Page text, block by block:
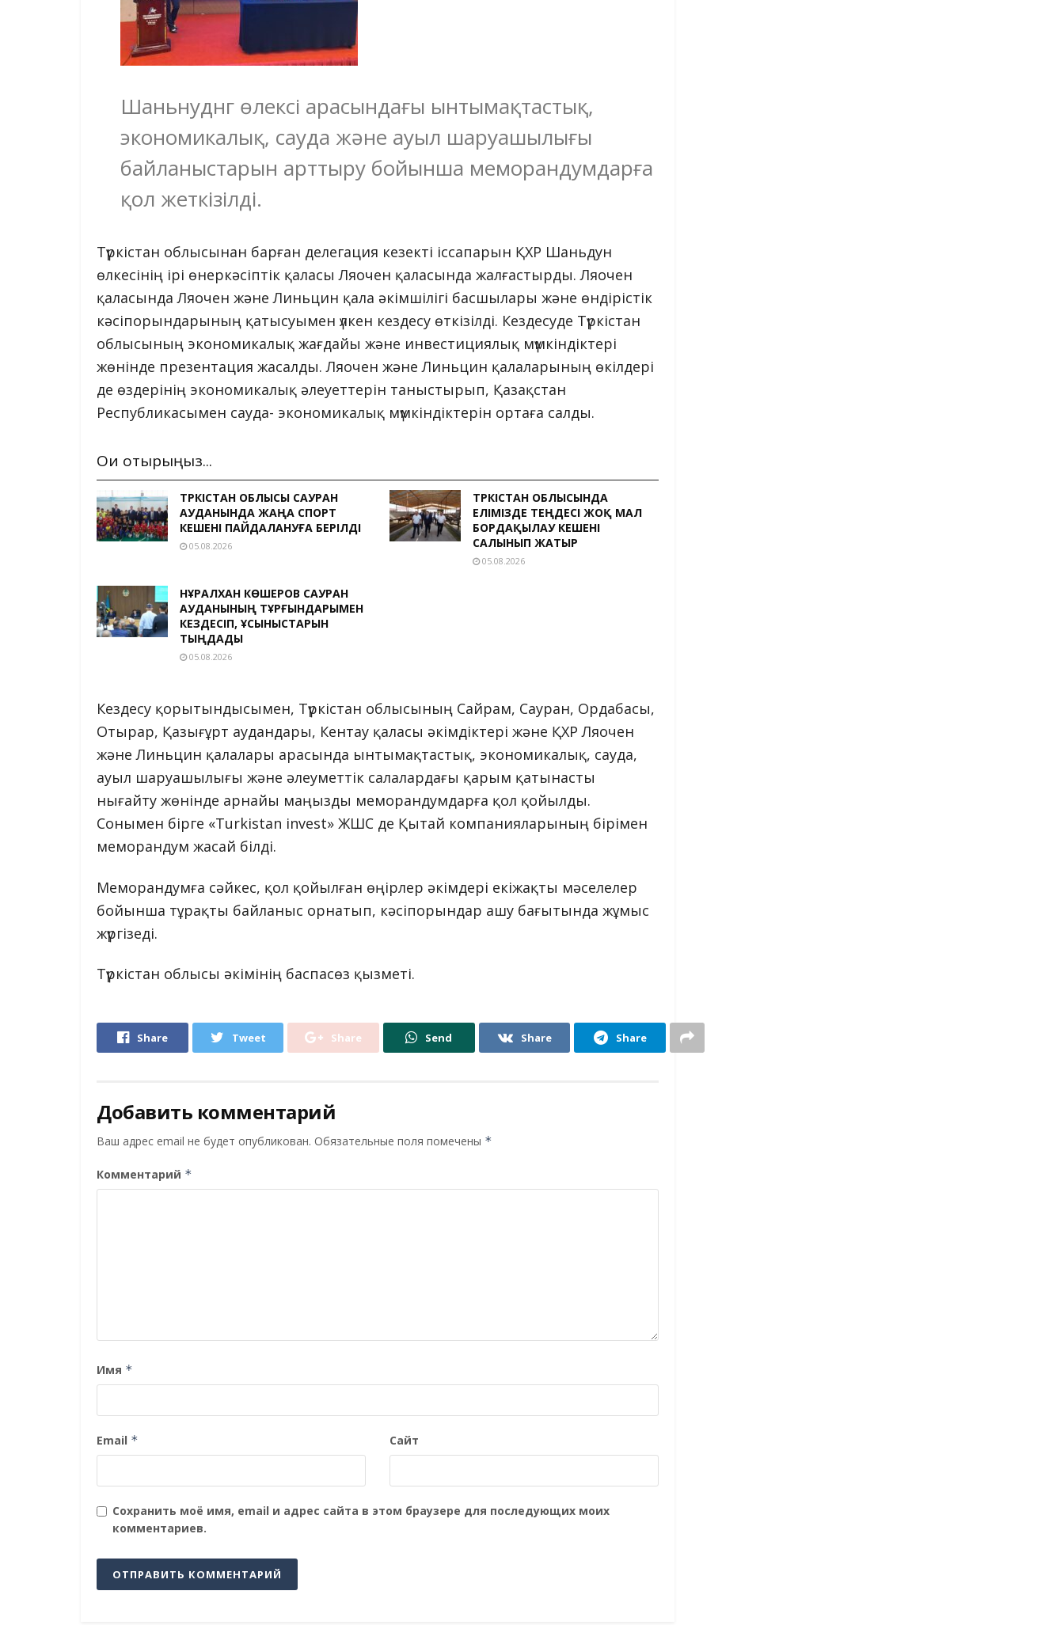
Шаньнуднг өлексі арасындағы ынтымақтастық,
экономикалық, сауда және ауыл шаруашылығы
байланыстарын арттыру бойынша меморандумдарға
қол жеткізілді.
Түркістан облысынан барған делегация кезекті іссапарын ҚХР Шаньдун
өлкесінің ірі өнеркәсіптік қаласы Ляочен қаласында жалғастырды. Ляочен
қаласында Ляочен және Линьцин қала әкімшілігі басшылары және өндірістік
кәсіпорындарының қатысуымен үлкен кездесу өткізілді. Кездесуде Түркістан
облысының экономикалық жағдайы және инвестициялық мүмкіндіктері
жөнінде презентация жасалды. Ляочен және Линьцин қалаларының өкілдері
де өздерінің экономикалық әлеуеттерін таныстырып, Қазақстан
Республикасымен сауда- экономикалық мүмкіндіктерін ортаға салды.
Оқи отырыңыз...
ТҮРКІСТАН ОБЛЫСЫ САУРАН
АУДАНЫНДА ЖАҢА СПОРТ
КЕШЕНІ ПАЙДАЛАНУҒА БЕРІЛДІ
05.08.2026
ТҮРКІСТАН ОБЛЫСЫНДА
ЕЛІМІЗДЕ ТЕҢДЕСІ ЖОҚ МАЛ
БОРДАҚЫЛАУ КЕШЕНІ
САЛЫНЫП ЖАТЫР
05.08.2026
НҰРАЛХАН КӨШЕРОВ САУРАН
АУДАНЫНЫҢ ТҰРҒЫНДАРЫМЕН
КЕЗДЕСІП, ҰСЫНЫСТАРЫН
ТЫҢДАДЫ
05.08.2026
Кездесу қорытындысымен, Түркістан облысының Сайрам, Сауран, Ордабасы,
Отырар, Қазығұрт аудандары, Кентау қаласы әкімдіктері және ҚХР Ляочен
және Линьцин қалалары арасында ынтымақтастық, экономикалық, сауда,
ауыл шаруашылығы және әлеуметтік салалардағы қарым қатынасты
нығайту жөнінде арнайы маңызды меморандумдарға қол қойылды.
Сонымен бірге «Turkistan invest» ЖШС де Қытай компанияларының бірімен
меморандум жасай білді.
Меморандумға сәйкес, қол қойылған өңірлер әкімдері екіжақты мәселелер
бойынша тұрақты байланыс орнатып, кәсіпорындар ашу бағытында жұмыс
жүргізеді.
Түркістан облысы әкімінің баспасөз қызметі.
Share Tweet Share Send Share Share
Добавить комментарий
Ваш адрес email не будет опубликован. Обязательные поля помечены *
Комментарий *
Имя *
Email * Сайт
Сохранить моё имя, email и адрес сайта в этом браузере для последующих моих
комментариев.